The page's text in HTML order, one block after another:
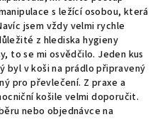
s ležící osobou, která
jsem vždy velmi rychle
z hlediska hygieny
to se mi osvědčilo. Jeden kus
byl v koši na prádlo připravený
pro převlečení. Z praxe a
košile velmi doporučit.
nebo objednávce na